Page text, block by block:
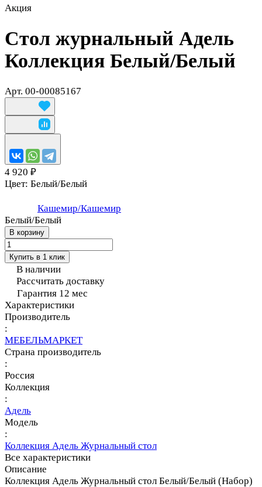
Акция
Стол журнальный Адель
Коллекция Белый/Белый
Арт. 00-00085167
4 920 ₽
Цвет: Белый/Белый
Кашемир/Кашемир
Белый/Белый
В корзину
Купить в 1 клик
В наличии
Рассчитать доставку
Гарантия 12 мес
Характеристики
Производитель
:
МЕБЕЛЬМАРКЕТ
Страна производитель
:
Россия
Коллекция
:
Адель
Модель
:
Коллекция Адель Журнальный стол
Все характеристики
Описание
Коллекция Адель Журнальный стол Белый/Белый (Набор)